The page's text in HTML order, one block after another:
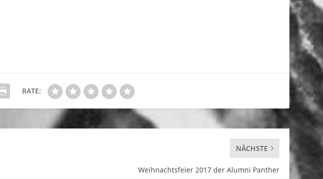
RATE:
NÄCHSTE
Weihnachtsfeier 2017 der Alumni Panther